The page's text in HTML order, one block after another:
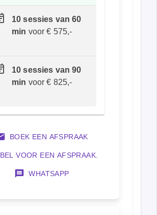
10 sessies van 60
min voor € 575,-
10 sessies van 90
min voor € 825,-
BOEK EEN AFSPRAAK
BEL VOOR EEN AFSPRAAK.
WHATSAPP